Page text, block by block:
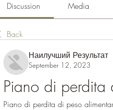
Discussion Media
Back
Наилучший Результат
September 12, 2023
Piano di perdita
Piano di perdita di peso